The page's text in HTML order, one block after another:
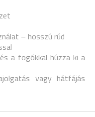
– hosszú rúd
a fogókkal húzza ki a
vagy hátfájás